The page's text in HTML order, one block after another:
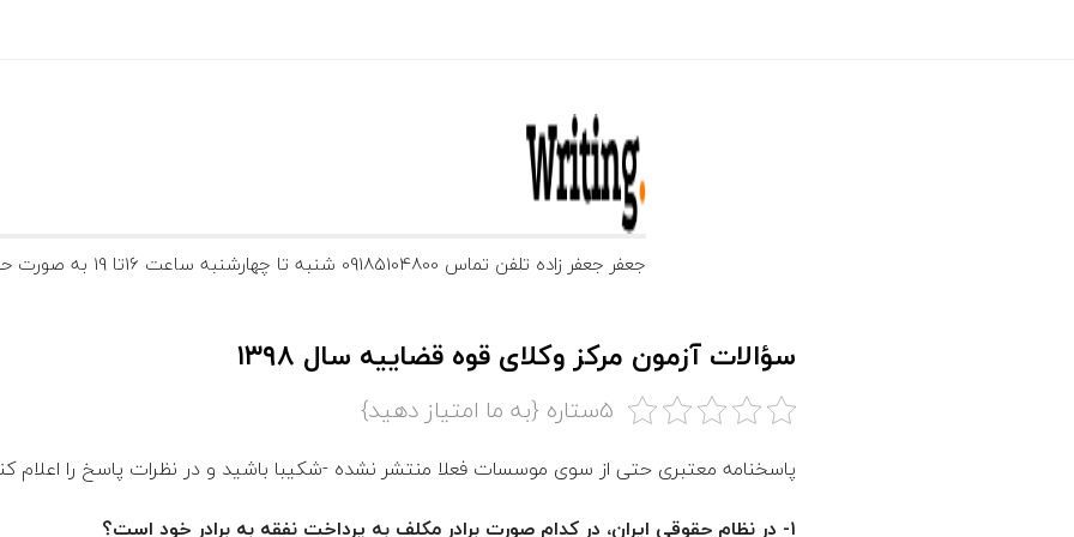
ج
ع
ف
ج
ع
ف
جعفر جعفر زاده تلفن تماس 09185104800 شنبه تا چهارشنبه ساعت 16تا 19 به صورت حضوری و آنلاین
سؤالات آزمون مرکز وکلای قوه قضاییه سال ۱۳۹۸
5ستاره {به ما امتیاز دهید}
پاسخنامه معتبری حتی از سوی موسسات فعلا منتشر نشده -شکیبا باشید و در نظرات پاسخ را اعلام
۱- در نظام حقوقی ایران، در کدام صورت برادر مکلف به پرداخت نفقه به برادر خود است؟